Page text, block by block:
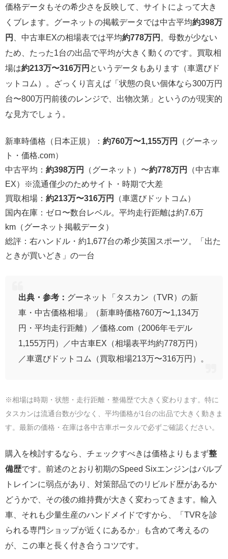
価格データもその希少さを反映して、サイトによって大き
くブレます。グーネットの掲載データでは中古平均約398万
円
、中古車EXの相場表では平均約778万円 。母数が少ない
ため、たった1台の出品で平均が大きく動くのです。買取相
場は約213万〜316万円 というデータもあります（車選びド
ットコム）。ざっくり言えば「状態の良い個体なら300万円
台〜800万円前後のレンジで、出物次第」というのが現実的
な見方でしょう。
新車時価格（日本正規）： 約760万〜1,155万円
（グーネッ
ト・価格.com）
中古平均： 約398万円 （グーネット）〜約778万円
（中古車
EX）※流通僅少のためサイト・時期で大差
買取相場： 約213万〜316万円
（車選びドットコム）
国内在庫：ゼロ〜数台レベル。平均走行距離は約7.6万
km（グーネット掲載データ）
総評：右ハンドル・約1,677台の希少英国スポーツ。「出た
ときが買いどき」の一台
出典・参考： グーネット「タスカン（TVR）の新
車・中古価格相場」（新車時価格760万〜1,134万
円・平均走行距離）／価格.com（2006年モデル
1,155万円）／中古車EX（相場表平均約778万円）
／車選びドットコム（買取相場213万〜316万円）。
※相場は時期・状態・走行距離・整備歴で大きく変わります。特に
タスカンは流通台数が少なく、平均価格が1台の出品で大きく動きま
す。最新の価格・在庫は各中古車ポータルで必ずご確認ください。
購入を検討するなら、チェックすべきは価格よりもまず整
備歴です。前述のとおり初期のSpeed Sixエンジンはバルブ
トレインに弱点があり、対策部品でのリビルド歴があるか
どうかで、その後の維持費が大きく変わってきます。輸入
車、それも少量生産のハンドメイドですから、「TVRを診
られる専門ショップが近くにあるか」も含めて考えるの
が、この車と長く付き合うコツです。